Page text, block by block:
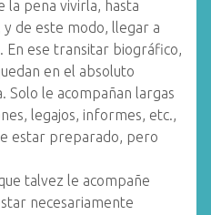
la pena vivirla, hasta
de este modo, llegar a
En ese transitar biográfico,
en el absoluto
Solo le acompañan largas
legajos, informes, etc.,
estar preparado, pero
talvez le acompañe
necesariamente